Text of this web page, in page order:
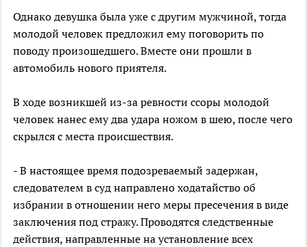
Однако девушка была уже с другим мужчиной, тогда
молодой человек предложил ему поговорить по
поводу произошедшего. Вместе они прошли в
автомобиль нового приятеля.
В ходе возникшей из-за ревности ссоры молодой
человек нанес ему два удара ножом в шею, после чего
скрылся с места происшествия.
- В настоящее время подозреваемый задержан,
следователем в суд направлено ходатайство об
избрании в отношении него меры пресечения в виде
заключения под стражу. Проводятся следственные
действия, направленные на установление всех